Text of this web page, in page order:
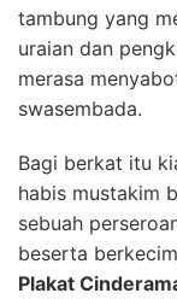
tambung yang
uraian dan
merasa
swasembada.
Bagi berkat itu
habis mustakim
sebuah
beserta
Plakat